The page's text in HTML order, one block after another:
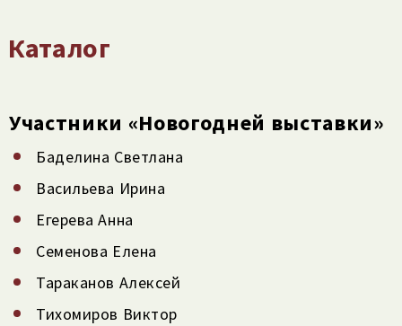
Каталог
Участники «Новогодней выставки»
Баделина Светлана
Васильева Ирина
Егерева Анна
Семенова Елена
Тараканов Алексей
Тихомиров Виктор